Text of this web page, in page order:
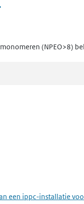
(NPEO>8)
een ippc-installatie